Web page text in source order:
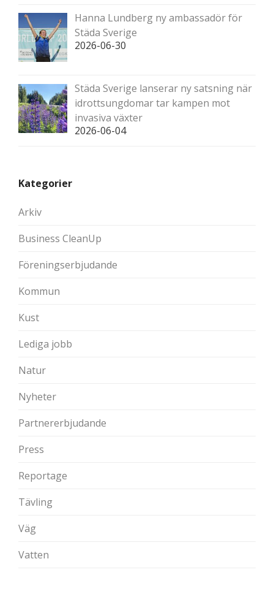
Hanna Lundberg ny ambassadör för
Städa Sverige
2026-06-30
Städa Sverige lanserar ny satsning när
idrottsungdomar tar kampen mot
invasiva växter
2026-06-04
Kategorier
Arkiv
Business CleanUp
Föreningserbjudande
Kommun
Kust
Lediga jobb
Natur
Nyheter
Partnererbjudande
Press
Reportage
Tävling
Väg
Vatten